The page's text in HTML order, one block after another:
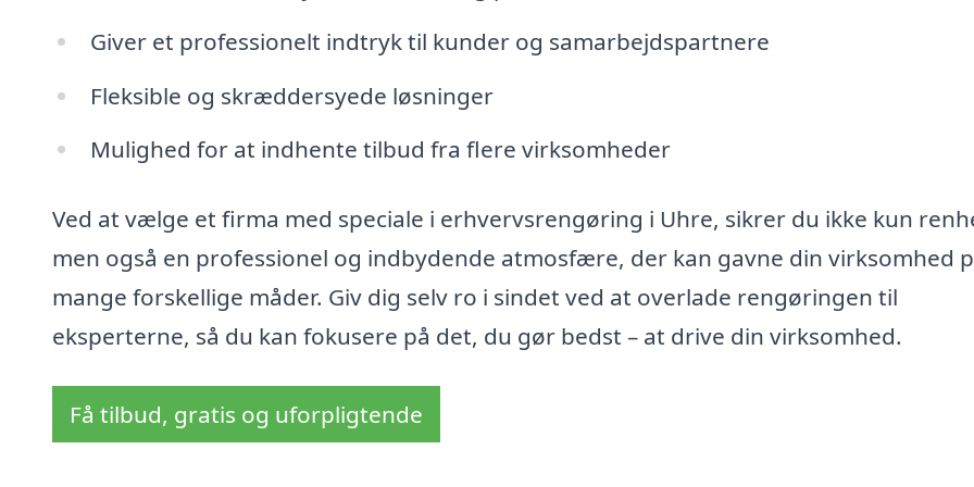
Giver et professionelt indtryk til kunder og samarbejdspartnere
Fleksible og skræddersyede løsninger
Mulighed for at indhente tilbud fra flere virksomheder
Ved at vælge et firma med speciale i erhvervsrengøring i Uhre, sikrer du ikke kun
men også en professionel og indbydende atmosfære, der kan gavne din virksomhed
mange forskellige måder. Giv dig selv ro i sindet ved at overlade rengøringen til
eksperterne, så du kan fokusere på det, du gør bedst – at drive din virksomhed.
Få tilbud, gratis og uforpligtende